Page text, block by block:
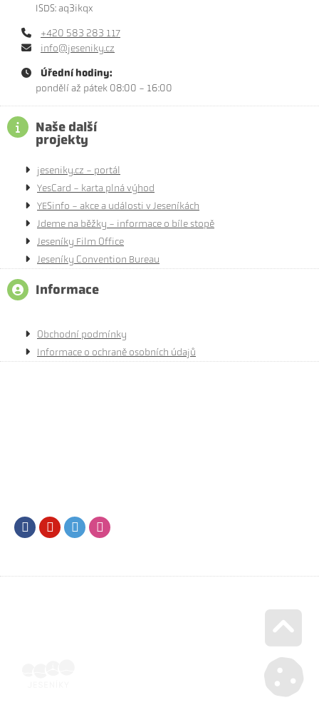
ISDS: aq3ikqx
+420 583 283 117
info@jeseniky.cz
Úřední hodiny:
pondělí až pátek 08:00 - 16:00
Naše další
projekty
jeseniky.cz - portál
YesCard - karta plná výhod
YESinfo - akce a události v Jeseníkách
Jdeme na běžky - informace o bíle stopě
Jeseníky Film Office
Jeseníky Convention Bureau
Informace
Obchodní podmínky
Informace o ochraně osobních údajů
FacebookYoutubeTwitter
Go